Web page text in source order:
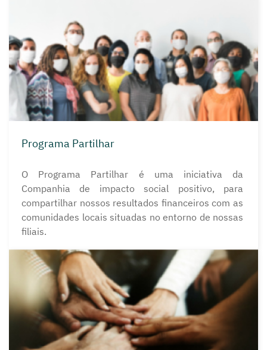
Programa Partilhar
O Programa Partilhar é uma iniciativa da
Companhia de impacto social positivo, para
compartilhar nossos resultados financeiros com as
comunidades locais situadas no entorno de nossas
filiais.